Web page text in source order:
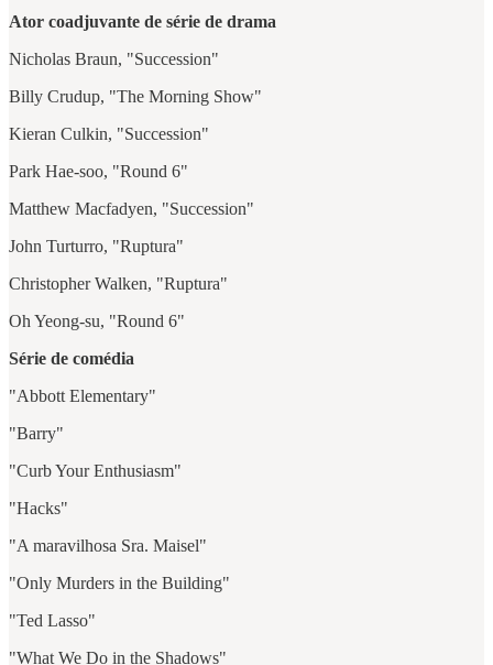
Ator coadjuvante de série de drama
Nicholas Braun, "Succession"
Billy Crudup, "The Morning Show"
Kieran Culkin, "Succession"
Park Hae-soo, "Round 6"
Matthew Macfadyen, "Succession"
John Turturro, "Ruptura"
Christopher Walken, "Ruptura"
Oh Yeong-su, "Round 6"
Série de comédia
"Abbott Elementary"
"Barry"
"Curb Your Enthusiasm"
"Hacks"
"A maravilhosa Sra. Maisel"
"Only Murders in the Building"
"Ted Lasso"
"What We Do in the Shadows"